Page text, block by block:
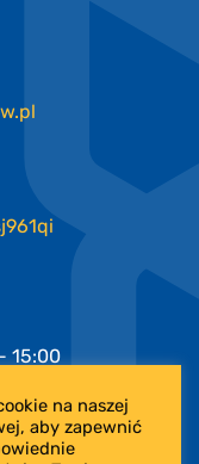
na naszej
aby zapewnić
15:00
17:00
15:00